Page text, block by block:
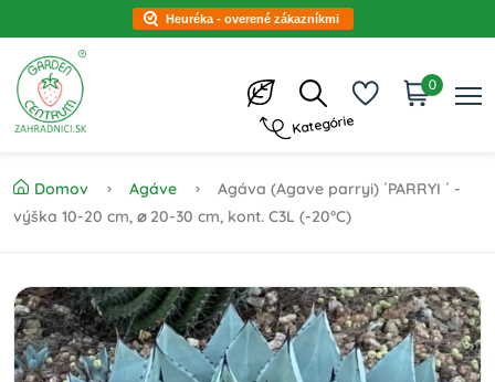
Heuréka - overené zákazníkmi
Kategórie
0
Domov Agáve
Agáva (Agave parryi) ´PARRYI ´ -
výška 10-20 cm, ⌀ 20-30 cm, kont. C3L (-20°C)